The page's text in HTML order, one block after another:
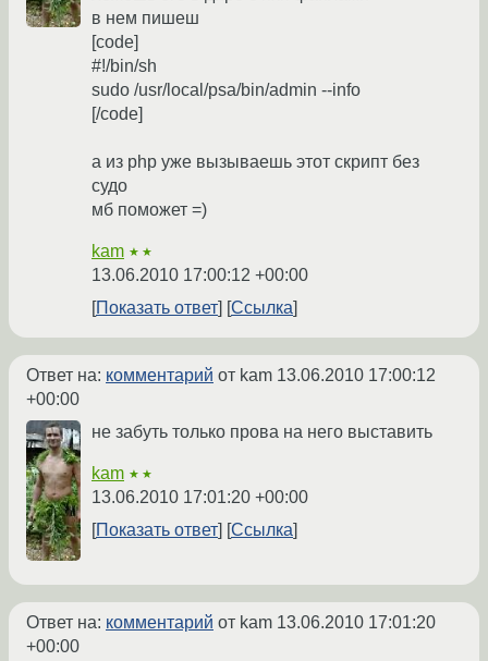
в нем пишеш
[code]
#!/bin/sh
sudo /usr/local/psa/bin/admin --info
[/code]
а из php уже вызываешь этот скрипт без
судо
мб поможет =)
kam ★★
13.06.2010 17:00:12 +00:00
Показать ответ
Ссылка
Ответ на: комментарий от kam 13.06.2010 17:00:12
+00:00
не забуть только прова на него выставить
kam ★★
13.06.2010 17:01:20 +00:00
Показать ответ
Ссылка
Ответ на: комментарий от kam 13.06.2010 17:01:20
+00:00